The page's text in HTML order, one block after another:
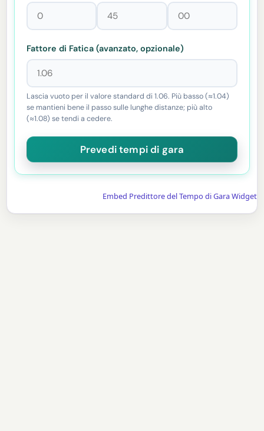
Fattore di Fatica (avanzato, opzionale)
Lascia vuoto per il valore standard di 1.06. Più basso (≈1.04)
se mantieni bene il passo sulle lunghe distanze; più alto
(≈1.08) se tendi a cedere.
Embed Predittore del Tempo di Gara Widget